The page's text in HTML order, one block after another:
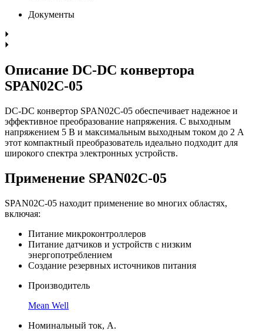
Документы
Описание DC-DC конвертора
SPAN02C-05
DC-DC конвертор SPAN02C-05 обеспечивает надежное и
эффективное преобразование напряжения. С выходным
напряжением 5 В и максимальным выходным током до 2 А
этот компактный преобразователь идеально подходит для
широкого спектра электронных устройств.
Применение SPAN02C-05
SPAN02C-05 находит применение во многих областях,
включая:
Питание микроконтроллеров
Питание датчиков и устройств с низким
энергопотреблением
Создание резервных источников питания
Производитель
Mean Well
Номинальный ток, А.